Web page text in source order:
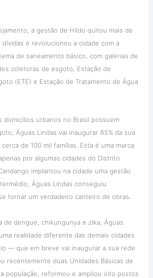
a gestão de Hildo quitou mais de
dívidas e revolucionou a cidade com a
de saneamento básico, com galerias de
coletoras de esgoto, Estação de
(ETE) e Estação de Tratamento de Água
domicílios urbanos no Brasil possuem
Águas Lindas vai inaugurar 85% da sua
de 100 mil famílias. Esta é uma marca
por algumas cidades do Distrito
implantou na cidade uma gestão
Águas Lindas conseguiu
tornar um verdadeiro canteiro de obras.
de dengue, chikungunya e zika, Águas
realidade diferente das demais cidades
— que em breve vai inaugurar a sua rede
recentemente duas Unidades Básicas de
a população, reformou e ampliou oito postos